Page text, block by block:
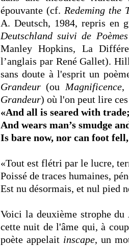
épouvante (cf. Redeming the
A. Deutsch, 1984, repris en
Deutschland suivi de
Manley Hopkins, La
l’anglais par René Gallet).
sans doute à l'esprit un
Grandeur (ou Magnificence,
Grandeur) où l'on peut lire
«And all is seared with
And wears man’s smudge
Is bare now, nor can foot
«Tout est flétri par le lucre,
Poissé de traces humaines,
Est nu désormais, et nul pied
Voici la deuxième strophe du
cette nuit de l'âme qui, à
poète appelait inscape, un